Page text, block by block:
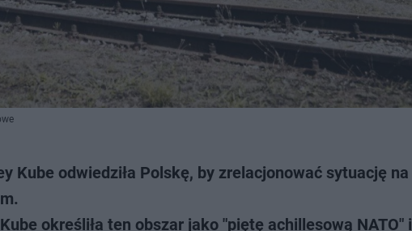
Kube odwiedziła Polskę, by zrelacjonować sytuację na
określiła ten obszar jako "piętę achillesową NATO" i